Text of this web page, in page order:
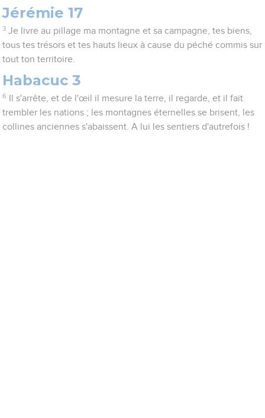
Jérémie 17
3 Je livre au pillage ma montagne et sa campagne, tes biens,
tous tes trésors et tes hauts lieux à cause du péché commis sur
tout ton territoire.
Habacuc 3
6
Il s'arrête, et de l'œil il mesure la terre, il regarde, et il fait
trembler les nations ; les montagnes éternelles se brisent, les
collines anciennes s'abaissent. A lui les sentiers d'autrefois !